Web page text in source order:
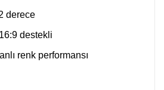
derece
destekli
renk performansı